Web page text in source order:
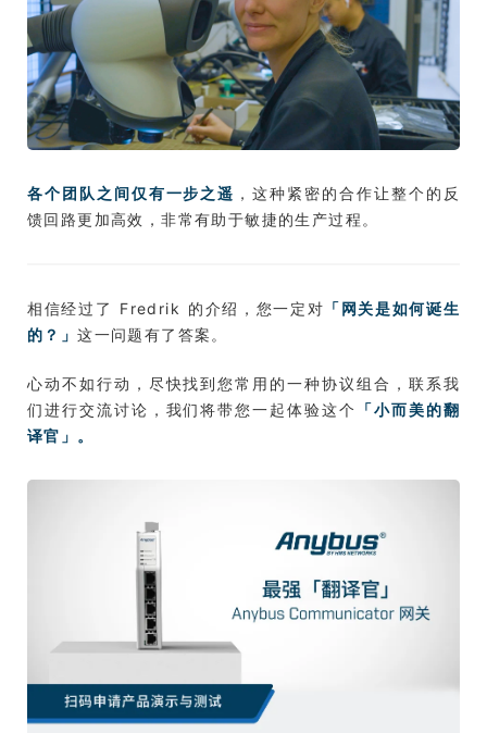
各个团队之间仅有一步之遥 ，这种紧密的合作让整个的反
馈回路更加高效，非常有助于敏捷的生产过程。
相信经过了 Fredrik 的介绍，您一定对 「网关是如何诞生
的？」这一问题有了答案。
心动不如行动，尽快找到您常用的一种协议组合，联系我
们进行交流讨论，我们将带您一起体验这个
「小而美的翻
译官」。